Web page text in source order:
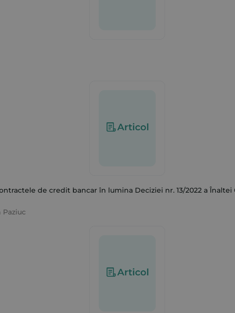
de credit bancar în lumina Deciziei nr. 13/2022 a
Paziuc